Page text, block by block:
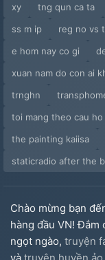
xy tng qun ca ta
ss m ip
reg no vs
e hom nay co gi
xuan nam do con ai
trnghn
toi mang theo cau
the painting kaiisa
staticradio after the
Chào mừng bạn
hàng đầu VN!
ngọt ngào, truyện